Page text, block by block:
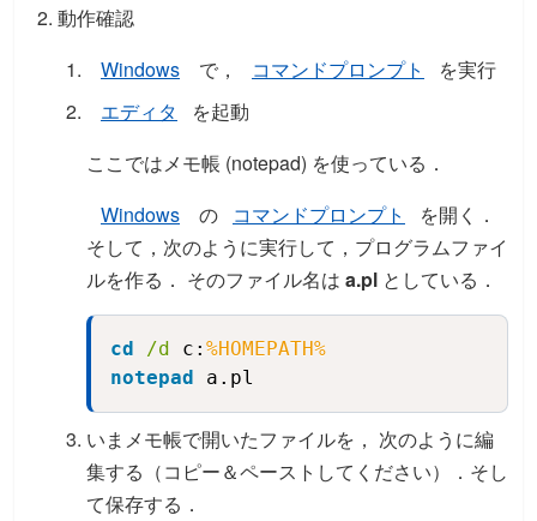
動作確認
Windows
で， コマンドプロンプト
を実行
エディタ
を起動
ここではメモ帳 (notepad) を使っている．
Windows
の コマンドプロンプト
を開く．
そして，次のように実行して，プログラムファイ
ルを作る． そのファイル名は a.pl としている．
cd /d c: %HOMEPATH%
notepad a.pl
いまメモ帳で開いたファイルを， 次のように編
集する（コピー＆ペーストしてください）．そし
て保存する．